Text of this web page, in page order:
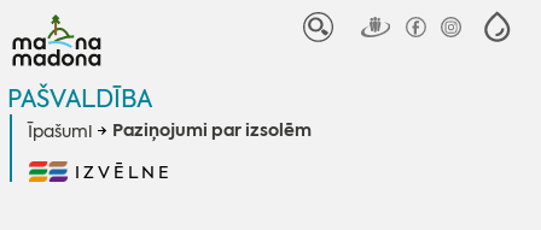
PAŠVALDĪBA
Īpašumi Paziņojumi par izsolēm
IZVĒLNE